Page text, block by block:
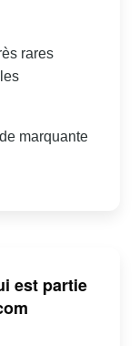
rares
marquante
est partie